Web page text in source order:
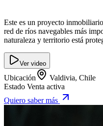
Este es un proyecto
red de ríos navegables más
naturaleza y territorio está
Ver video
Ubicación
Valdivia, Chile
Estado Venta activa
Quiero saber más